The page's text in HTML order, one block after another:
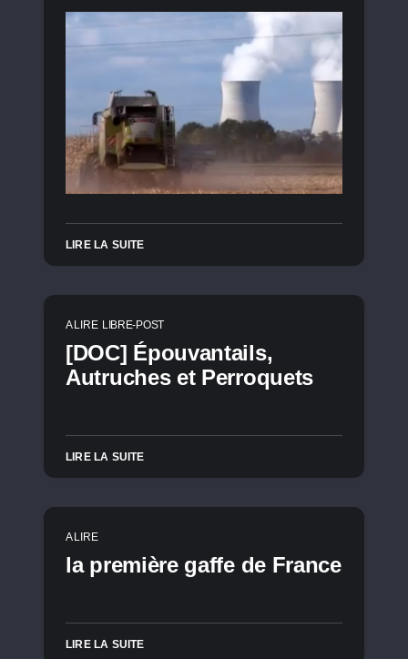
LIRE LA SUITE
A LIRE LIBRE-POST
[DOC] Épouvantails,
Autruches et Perroquets
LIRE LA SUITE
A LIRE
la première gaffe de France
LIRE LA SUITE